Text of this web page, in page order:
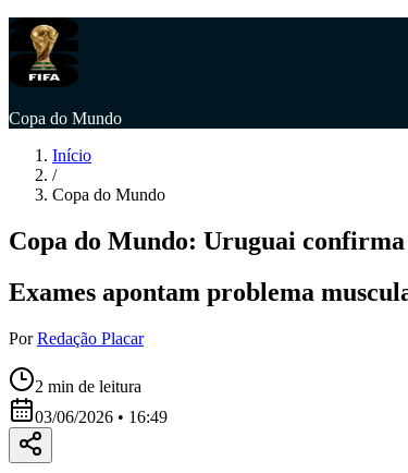
Copa do Mundo
Início
/
Copa do Mundo
Copa do Mundo: Uruguai confirma
Exames apontam problema
Por Redação Placar
2 min de leitura
03/06/2026 • 16:49